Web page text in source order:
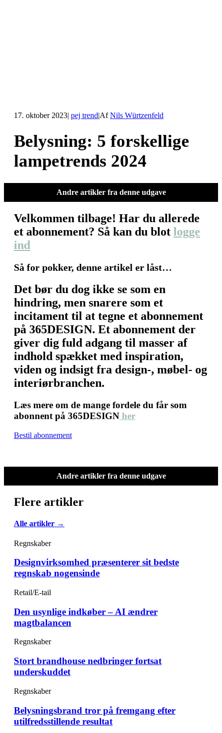
17. oktober 2023| pej trend|AfNils Würtzenfeld
Belysning: 5 forskellige
lampetrends 2024
Andre artikler fra denne udgave
Velkommen tilbage! Har du allerede
et abonnement? Så kan du blot logge
ind
Så for pokker, denne artikel er låst…
Det bør du dog ikke se som en
hindring, men snarere som et
incitament til at tegne et abonnement
på 365DESIGN. Et abonnement der
giver dig fuld adgang til masser af
indhold spækket med inspiration,
viden og indsigt fra design-, møbel- og
interiørbranchen.
Læs mere om de mange fordele du får som
abonnent på 365DESIGN her
Bestil abonnement
Andre artikler fra denne udgave
Flere artikler
Alle artikler →
Regnskaber
Designvirksomhed præsenterer sit bedste
regnskab nogensinde
Retail/E-tail
Den usynlige indkøber – AI ændrer
magtbalancen
Regnskaber
Stort brandhouse nedbringer fortsat
underskuddet
Regnskaber
Belysningsbrand tror på fremgang efter
utilfredsstillende resultat